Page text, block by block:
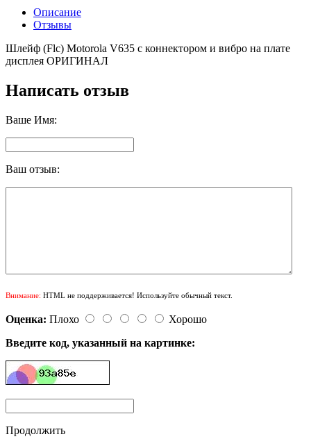
Описание
Отзывы
Шлейф (Flc) Motorola V635 с коннектором и вибро на плате
дисплея ОРИГИНАЛ
Написать отзыв
Ваше Имя:
Ваш отзыв:
Внимание: HTML не поддерживается! Используйте обычный текст.
Оценка: Плохо
Хорошо
Введите код, указанный на картинке:
Продолжить